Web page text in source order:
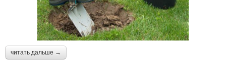
читать дальше →